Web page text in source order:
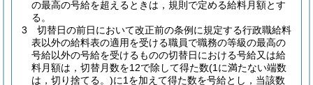
の最高の号給を超えるときは，規則で定める給料月額とす
る。
3
切替日の前日において改正前の条例に規定する行政職給料
表以外の給料表の適用を受ける職員で職務の等級の最高の
号給以外の号給を受けるものの切替日における号給又は給
料月額は，切替月数を12で除して得た数(1に満たない端数
は，切り捨てる。)に1を加えて得た数を号給とし，当該数